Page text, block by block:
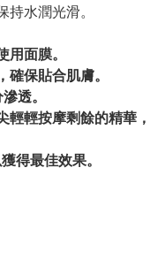
持水潤光滑。
用面膜。
確保貼合肌膚。
透。
輕輕按摩剩餘的精華，
得最佳效果。